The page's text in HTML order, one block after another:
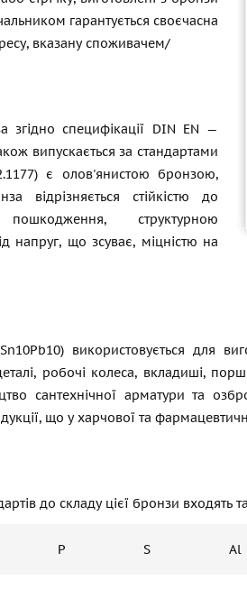
гарантується своєчасна
вказану споживачем/
згідно специфікації DIN EN —
випускається за стандартами
є олов'янистою бронзою,
відрізняється стійкістю до
структурною
напруг, що зсуває, міцністю на
використовується для
робочі колеса, вкладиші,
сантехнічної арматури та
що у харчової та
до складу цієї бронзи входять
P S Al